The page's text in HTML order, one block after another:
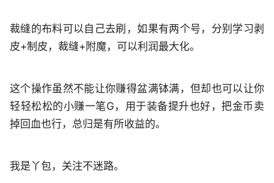
裁缝的布料可以自己去刷，如果有两个号，分别学习剥
皮+制皮，裁缝+附魔，可以利润最大化。
这个操作虽然不能让你赚得盆满钵满，但却也可以让你
轻轻松松的小赚一笔G，用于装备提升也好，把金币卖
掉回血也行，总归是有所收益的。
我是丫包，关注不迷路。